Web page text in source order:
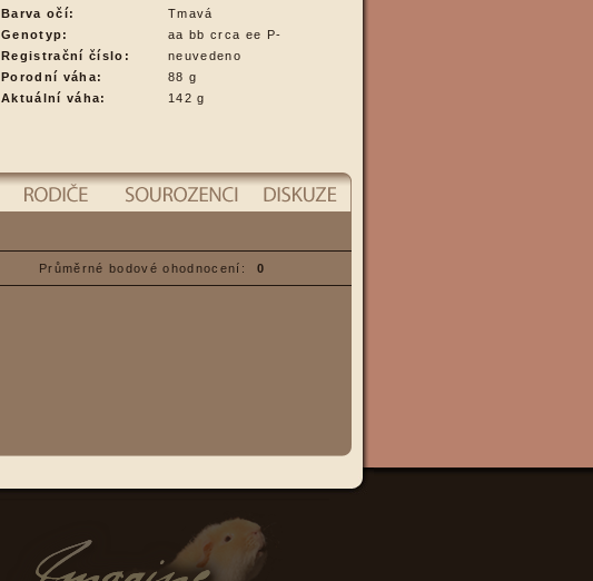
Barva očí:
Tmavá
Genotyp:
aa bb crca ee P-
Registrační číslo:
neuvedeno
Porodní váha:
88 g
Aktuální váha:
142 g
Průměrné bodové ohodnocení: 0